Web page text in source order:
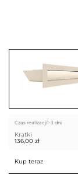
Czas realizacji1-3 dni
Kratki
136,00 zł
Kup teraz